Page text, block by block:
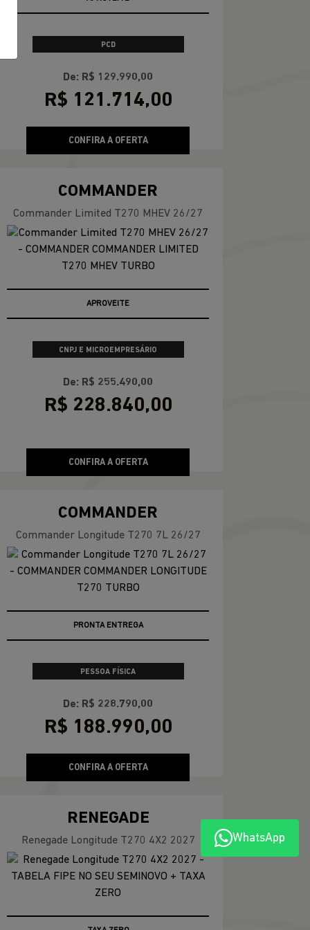
RENEGADE
PESSOA FÍSICA
R$ 158.690,00
CONFIRA A OFERTA
COMPASS
Compass Sport T270 2026
PESSOA FÍSICA
De: R$ 174.990,00
R$ 147.990,00
CONFIRA A OFERTA
RENEGADE
Renegade Sahara T270 4X2 2027
WhatsApp